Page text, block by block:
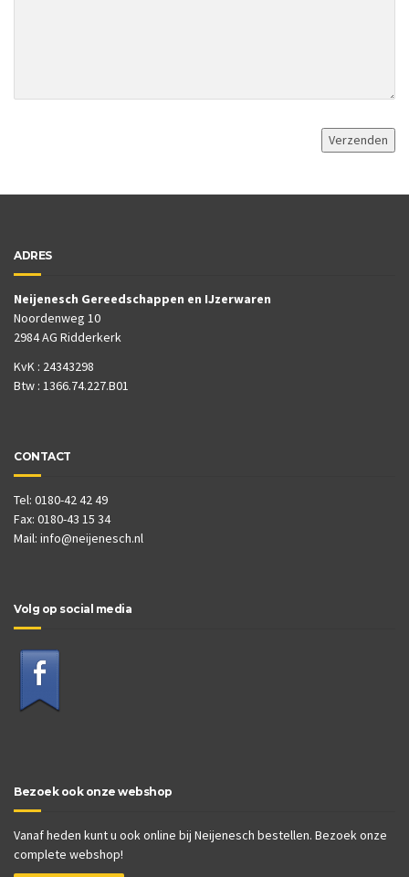
ADRES
Neijenesch Gereedschappen en IJzerwaren
Noordenweg 10
2984 AG Ridderkerk
KvK : 24343298
Btw : 1366.74.227.B01
CONTACT
Tel: 0180-42 42 49
Fax: 0180-43 15 34
Mail: info@neijenesch.nl
Volg op social media
Bezoek ook onze webshop
Vanaf heden kunt u ook online bij Neijenesch bestellen. Bezoek onze
complete webshop!